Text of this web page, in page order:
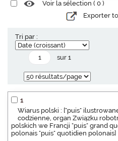
Voir la sélection ( 0 )
Exporter
Tri par :
sur 1
1
Wiarus polski : ["puis"
codzienne, organ Związku
polskich we Francji "puis" grand
polonais "puis" quotidien polonais]